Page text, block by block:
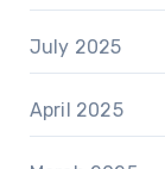
July 2025
April 2025